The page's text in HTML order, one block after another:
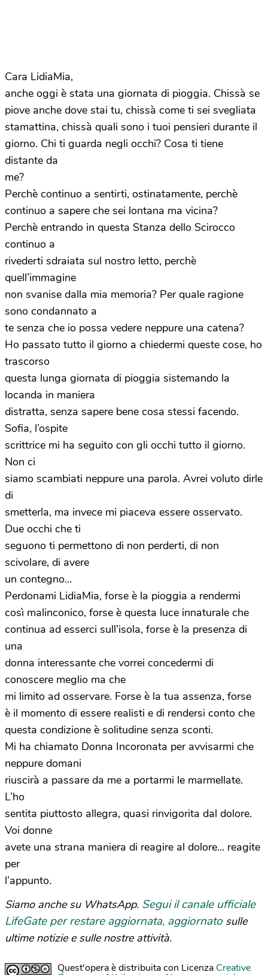
Cara LidiaMia,
anche oggi è stata una giornata di pioggia. Chissà se
piove anche dove stai tu, chissà come ti sei svegliata
stamattina, chissà quali sono i tuoi pensieri durante il
giorno. Chi ti guarda negli occhi? Cosa ti tiene
distante da
me?
Perchè continuo a sentirti, ostinatamente, perchè
continuo a sapere che sei lontana ma vicina?
Perchè entrando in questa Stanza dello Scirocco
continuo a
rivederti sdraiata sul nostro letto, perchè
quell’immagine
non svanise dalla mia memoria? Per quale ragione
sono condannato a
te senza che io possa vedere neppure una catena?
Ho passato tutto il giorno a chiedermi queste cose, ho
trascorso
questa lunga giornata di pioggia sistemando la
locanda in maniera
distratta, senza sapere bene cosa stessi facendo.
Sofia, l’ospite
scrittrice mi ha seguito con gli occhi tutto il giorno.
Non ci
siamo scambiati neppure una parola. Avrei voluto dirle
di
smetterla, ma invece mi piaceva essere osservato.
Due occhi che ti
seguono ti permettono di non perderti, di non
scivolare, di avere
un contegno…
Perdonami LidiaMia, forse è la pioggia a rendermi
così malinconico, forse è questa luce innaturale che
continua ad esserci sull’isola, forse è la presenza di
una
donna interessante che vorrei concedermi di
conoscere meglio ma che
mi limito ad osservare. Forse è la tua assenza, forse
è il momento di essere realisti e di rendersi conto che
questa condizione è solitudine senza sconti.
Mi ha chiamato Donna Incoronata per avvisarmi che
neppure domani
riuscirà a passare da me a portarmi le marmellate.
L’ho
sentita piuttosto allegra, quasi rinvigorita dal dolore.
Voi donne
avete una strana maniera di reagire al dolore… reagite
per
l’appunto.
Siamo anche su WhatsApp. Segui il canale ufficiale
LifeGate per restare aggiornata, aggiornato sulle
ultime notizie e sulle nostre attività.
Quest'opera è distribuita con Licenza Creative